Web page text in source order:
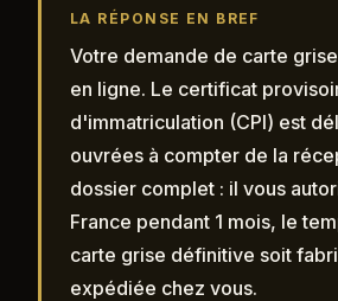
LA RÉPONSE EN BREF
Votre demande de carte
en ligne. Le certificat
d'immatriculation (CPI) est
ouvrées à compter de la
dossier complet : il vous
France pendant 1 mois, le
carte grise définitive soit
expédiée chez vous.